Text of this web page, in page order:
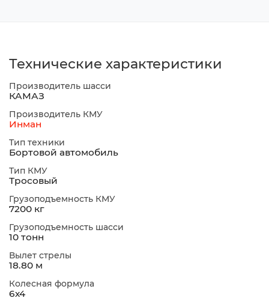
Технические характеристики
Производитель шасси
КАМАЗ
Производитель КМУ
Инман
Тип техники
Бортовой автомобиль
Тип КМУ
Тросовый
Грузоподъемность КМУ
7200 кг
Грузоподъемность шасси
10 тонн
Вылет стрелы
18.80 м
Колесная формула
6х4